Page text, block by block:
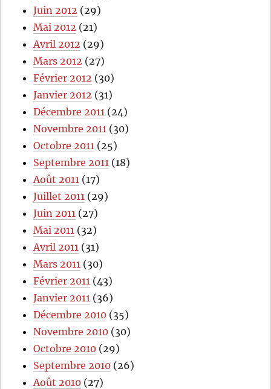
Juin 2012 (29)
Mai 2012 (21)
Avril 2012 (29)
Mars 2012 (27)
Février 2012 (30)
Janvier 2012 (31)
Décembre 2011 (24)
Novembre 2011 (30)
Octobre 2011 (25)
Septembre 2011 (18)
Août 2011 (17)
Juillet 2011 (29)
Juin 2011 (27)
Mai 2011 (32)
Avril 2011 (31)
Mars 2011 (30)
Février 2011 (43)
Janvier 2011 (36)
Décembre 2010 (35)
Novembre 2010 (30)
Octobre 2010 (29)
Septembre 2010 (26)
Août 2010 (27)